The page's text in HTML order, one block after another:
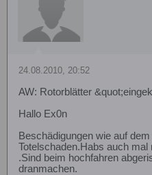
24.08.2010, 20:52
AW: Rotorblätter
Hallo Ex0n
Beschädigungen wie auf
Totelschaden.Habs auch
.Sind beim hochfahren
dranmachen.